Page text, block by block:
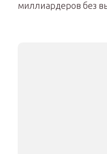
миллиардеров без